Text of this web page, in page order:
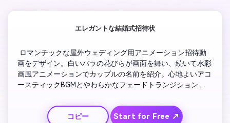
エレガントな結婚式招待状
ロマンチックな屋外ウェディング用アニメーション招待動
画をデザイン。白いバラの花びらが画面を舞い、続いて水彩
画風アニメーションでカップルの名前を紹介。心地よいアコ
ースティックBGMとやわらかなフェードトランジションで各
で上品に表示。最後はゴールドのきらめきで日付と場所が現
れ、静かな雰囲気を保ったまま終了します。
コピー Start for Free ↗